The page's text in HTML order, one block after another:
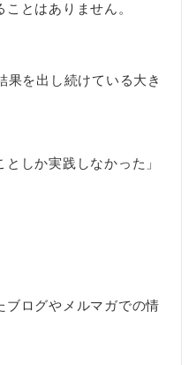
とはありません。
果を出し続けている大き
としか実践しなかった」
ブログやメルマガでの情